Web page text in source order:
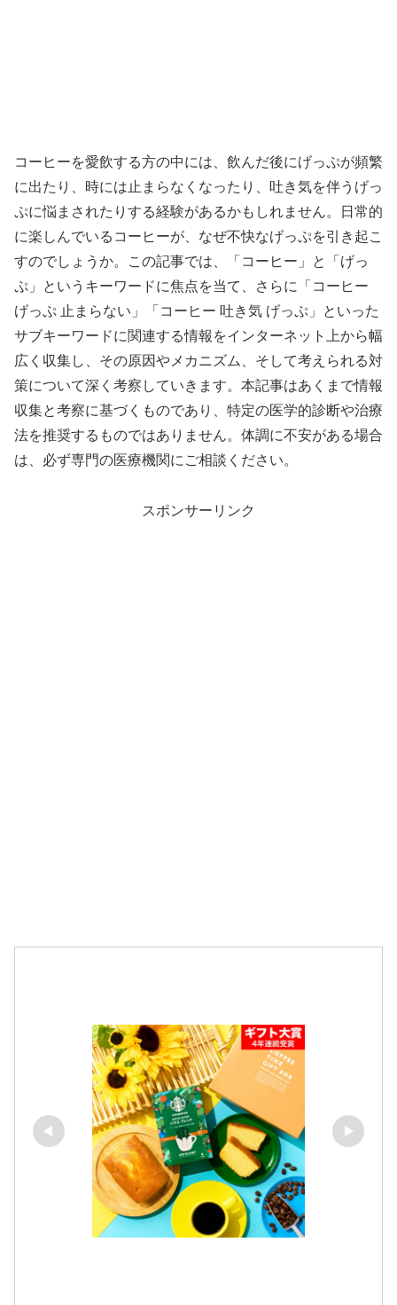
コーヒーを愛飲する方の中には、飲んだ後にげっぷが頻繁
に出たり、時には止まらなくなったり、吐き気を伴うげっ
ぷに悩まされたりする経験があるかもしれません。日常的
に楽しんでいるコーヒーが、なぜ不快なげっぷを引き起こ
すのでしょうか。この記事では、「コーヒー」と「げっ
ぷ」というキーワードに焦点を当て、さらに「コーヒー
げっぷ 止まらない」「コーヒー 吐き気 げっぷ」といった
サブキーワードに関連する情報をインターネット上から幅
広く収集し、その原因やメカニズム、そして考えられる対
策について深く考察していきます。本記事はあくまで情報
収集と考察に基づくものであり、特定の医学的診断や治療
法を推奨するものではありません。体調に不安がある場合
は、必ず専門の医療機関にご相談ください。
スポンサーリンク